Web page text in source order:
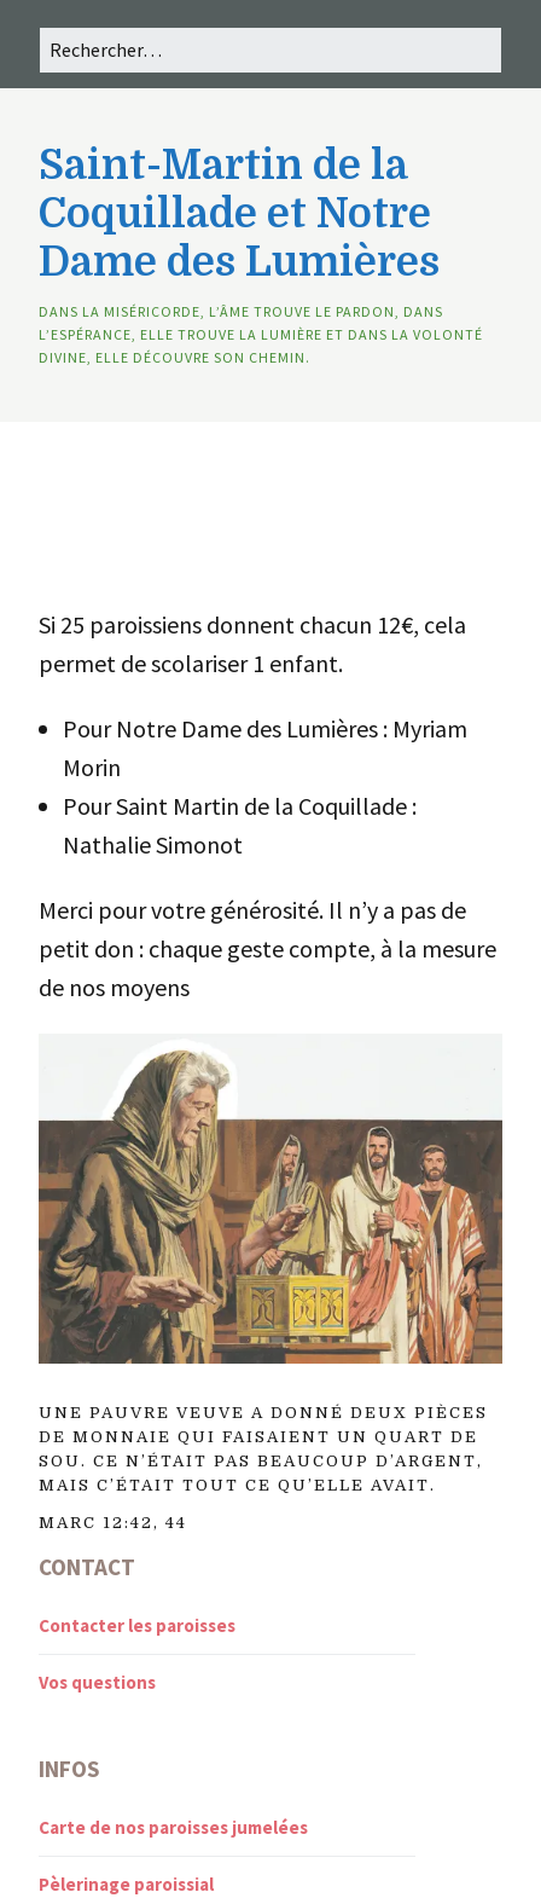
Saint-Martin de la
Coquillade et Notre
Dame des Lumières
DANS LA MISÉRICORDE, L’ÂME TROUVE LE PARDON, DANS
L’ESPÉRANCE, ELLE TROUVE LA LUMIÈRE ET DANS LA VOLONTÉ
DIVINE, ELLE DÉCOUVRE SON CHEMIN.
Si 25 paroissiens donnent chacun 12€, cela
permet de scolariser 1 enfant.
Pour Notre Dame des Lumières : Myriam
Morin
Pour Saint Martin de la Coquillade :
Nathalie Simonot
Merci pour votre générosité. Il n’y a pas de
petit don : chaque geste compte, à la mesure
de nos moyens
UNE PAUVRE VEUVE A DONNÉ DEUX PIÈCES
DE MONNAIE QUI FAISAIENT UN QUART DE
SOU. CE N’ÉTAIT PAS BEAUCOUP D’ARGENT,
MAIS C’ÉTAIT TOUT CE QU’ELLE AVAIT.
MARC 12:42, 44
CONTACT
Contacter les paroisses
Vos questions
INFOS
Carte de nos paroisses jumelées
Pèlerinage paroissial